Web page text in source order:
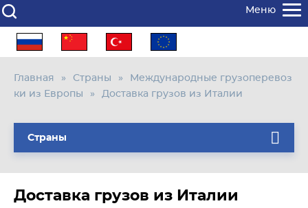
Меню
Главная Страны
Международные грузоперевоз
ки из Европы
Доставка грузов из Италии
Страны
Доставка грузов из Италии